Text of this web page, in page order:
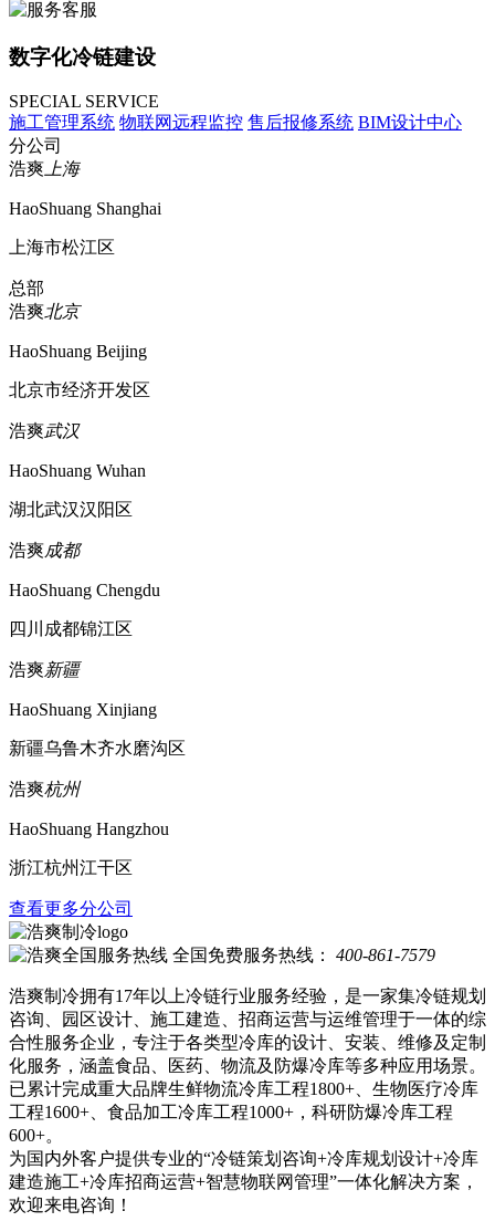
数字化冷链建设
SPECIAL SERVICE
施工管理系统 物联网远程监控 售后报修系统 BIM设计中心
分公司
浩爽上海
HaoShuang Shanghai
上海市松江区
总部
浩爽北京
HaoShuang Beijing
北京市经济开发区
浩爽武汉
HaoShuang Wuhan
湖北武汉汉阳区
浩爽成都
HaoShuang Chengdu
四川成都锦江区
浩爽新疆
HaoShuang Xinjiang
新疆乌鲁木齐水磨沟区
浩爽杭州
HaoShuang Hangzhou
浙江杭州江干区
查看更多分公司
全国免费服务热线： 400-861-7579
浩爽制冷拥有17年以上冷链行业服务经验，是一家集冷链规划
咨询、园区设计、施工建造、招商运营与运维管理于一体的综
合性服务企业，专注于各类型冷库的设计、安装、维修及定制
化服务，涵盖食品、医药、物流及防爆冷库等多种应用场景。
已累计完成重大品牌生鲜物流冷库工程1800+、生物医疗冷库
工程1600+、食品加工冷库工程1000+，科研防爆冷库工程
600+。
为国内外客户提供专业的“冷链策划咨询+冷库规划设计+冷库
建造施工+冷库招商运营+智慧物联网管理”一体化解决方案，
欢迎来电咨询！